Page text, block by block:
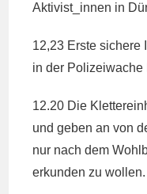
Aktivist_innen in
12,23 Erste sichere
in der Polizeiwache
12.20 Die
und geben an von
nur nach dem
erkunden zu wollen.